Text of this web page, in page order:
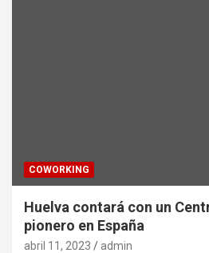
COWORKING
Huelva contará con un
pionero en España
abril 11, 2023 admin